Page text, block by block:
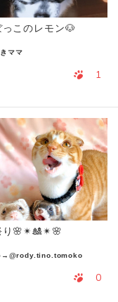
っこのレモン🐶
ママ
1
り🌸✴🎎✴🌸
0